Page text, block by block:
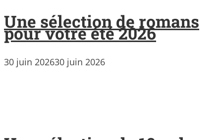
Une sélection de romans
pour votre été 2026
30 juin 202630 juin 2026